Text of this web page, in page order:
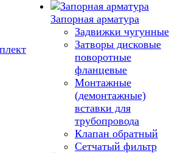
Запорная арматура
Задвижки чугунные
Затворы дисковые
поворотные
фланцевые
Монтажные
(демонтажные)
вставки для
трубопровода
Клапан обратный
Сетчатый фильтр